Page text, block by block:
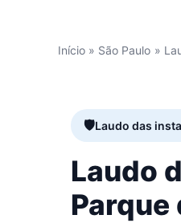
Início São Paulo
Laudo das
Laudo
Parque